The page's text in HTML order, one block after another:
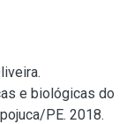
e biológicas do
PE. 2018.